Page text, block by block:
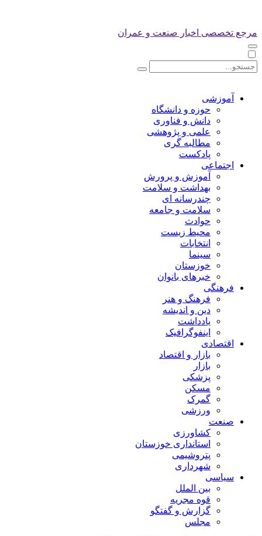
مرجع تخصصی اخبار صنعت و عمران
آموزشی
حوزه و دانشگاه
دانش و فناوری
علمی و پژوهشی
مطالبه گری
پادکست
اجتماعی
آموزش و پرورش
بهداشت و سلامت
چندرسانه ای
سلامت و جامعه
حوادث
محیط زیست
انتخابات
سینما
خوزستان
خبرهای بانوان
فرهنگی
فرهنگ و هنر
دین و اندیشه
یادداشت
اینفوگرافیک
اقتصادی
بازار و اقتصاد
بازار
پزشکی
مسکن
گمرک
ورزشی
صنعت
کشاورزی
استانداری خوزستان
پتروشیمی
شهرداری
سیاسی
بین الملل
قوه مجریه
گزارش و گفتگو
مجلس